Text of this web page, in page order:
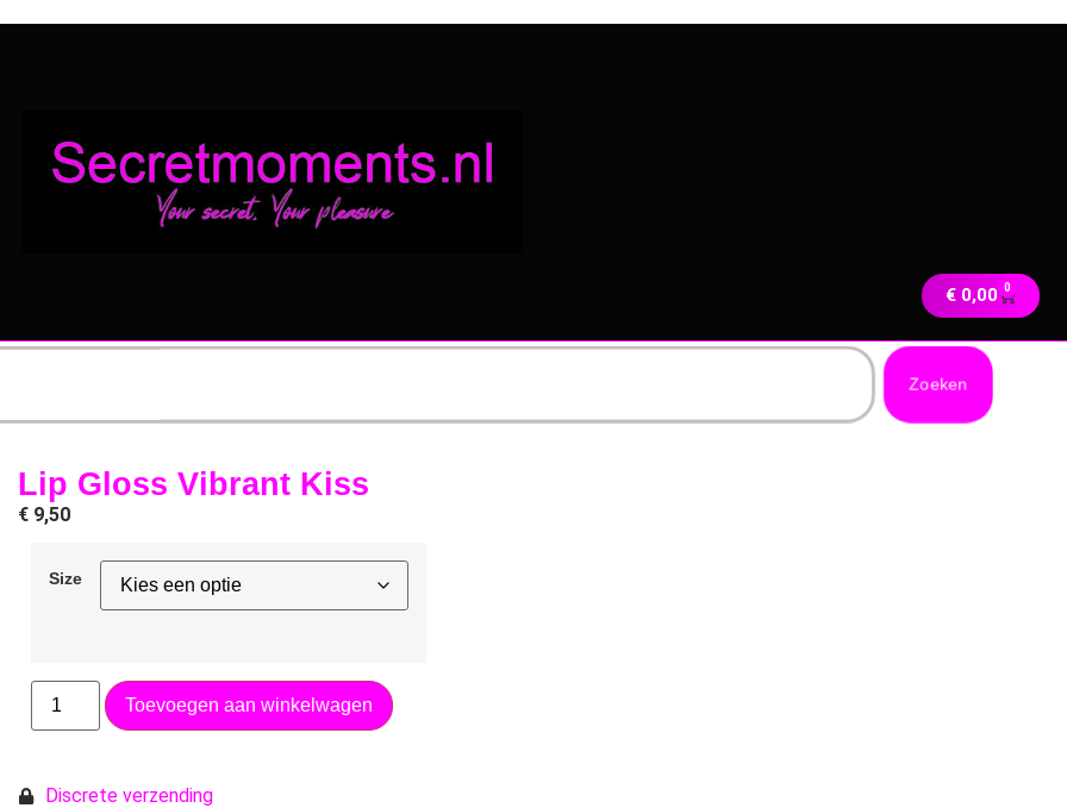
€0,00 0
Zoeken
Lip Gloss Vibrant Kiss
€ 9,50
Size
Toevoegen aan winkelwagen
Discrete verzending